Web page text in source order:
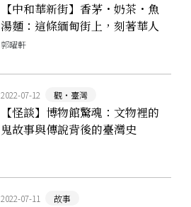
【中和華新街】香茅・奶茶・魚
湯麵：這條緬甸街上，刻著華人
游擊隊與商幫會黨的足跡
郭曜軒
2022-07-12 觀‧臺灣
【怪談】博物館驚魂：文物裡的
鬼故事與傳說背後的臺灣史
2022-07-11 故事